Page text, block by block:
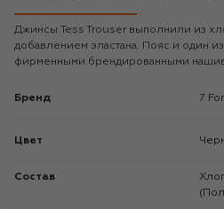
Джинсы Tess Trouser выполнили из
добавлением эластана. Пояс и один
фирменными брендированными
Бренд 7
Цвет
Состав
Хлопок: 99%; Эластан